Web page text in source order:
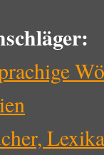
Lexika